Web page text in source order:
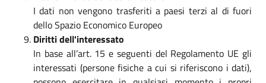
I dati non vengono trasferiti a paesi terzi al di fuori
dello Spazio Economico Europeo
Diritti dell'interessato
In base all’art. 15 e seguenti del Regolamento UE gli
interessati (persone fisiche a cui si riferiscono i dati),